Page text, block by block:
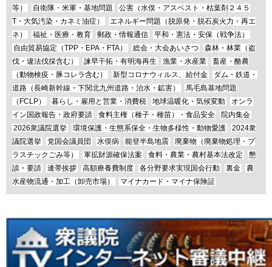
等）
自衛隊・米軍・基地問題
公害（水俣・アスベスト・枯葉剤２４５
T・大気汚染・カネミ油症）
エネルギー問題（脱原発・脱石炭火力・再エ
ネ）
福祉・医療・教育 郵政・情報通信
平和・憲法・安保（戦争法）
自由貿易協定（TPP・EPA・FTA）
総会・大会あいさつ
森林・林業（盗
伐・違法伐採含む）
諫早干拓・有明海再生 漁業・水産業
畜産・酪農
（動物検疫・豚コレラ含む）
新型コロナウィルス、給付金
ダム・鉄道・
道路（長崎新幹線・下関北九州道路・治水・鉱害）
馬毛島基地問題
（FCLP）
暮らし・雇用と営業・消費税 地球温暖化・気候変動
オンラ
イン国政報告・政府要請
食料主権（種子・種苗）・食品安全
院内集会
2026衆議院選挙
環境保護・生態系保全・生物多様性・動物愛護
2024衆
議院選挙
党国会議員団 水俣病 能登半島地震
廃棄物（廃棄物処理・プ
ラスチックごみ等）
軍拡財源確保法案 食料・農業・農村基本法改定
懇
談・要請
連帯挨拶 高額療養費制度 各分野要求実現国会行動 裏金
農
水産物流通・加工（卸売市場）
マイナカード・マイナ保険証